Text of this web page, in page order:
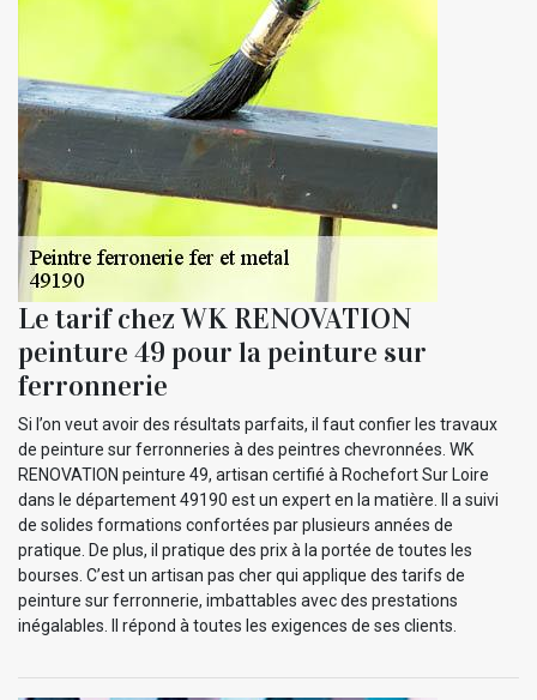
Le tarif chez WK RENOVATION
peinture 49 pour la peinture sur
ferronnerie
Si l’on veut avoir des résultats parfaits, il faut confier les travaux
de peinture sur ferronneries à des peintres chevronnées. WK
RENOVATION peinture 49, artisan certifié à Rochefort Sur Loire
dans le département 49190 est un expert en la matière. Il a suivi
de solides formations confortées par plusieurs années de
pratique. De plus, il pratique des prix à la portée de toutes les
bourses. C’est un artisan pas cher qui applique des tarifs de
peinture sur ferronnerie, imbattables avec des prestations
inégalables. Il répond à toutes les exigences de ses clients.